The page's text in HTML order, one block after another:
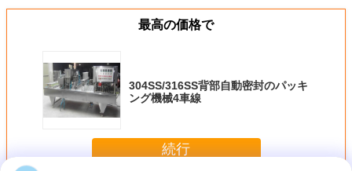
最高の価格で
304SS/316SS背部自動密封のパッキ
ング機械4車線
続行